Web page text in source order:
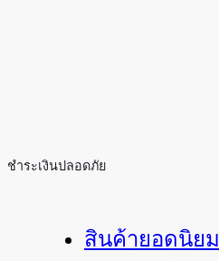
ชำระเงินปลอดภัย
สินค้ายอดนิยม